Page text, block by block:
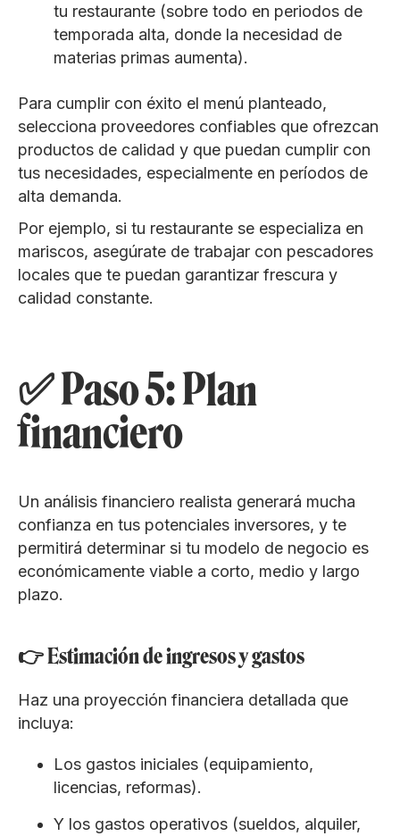
tu restaurante (sobre todo en periodos de
temporada alta, donde la necesidad de
materias primas aumenta).
Para cumplir con éxito el menú planteado,
selecciona proveedores confiables que ofrezcan
productos de calidad y que puedan cumplir con
tus necesidades, especialmente en períodos de
alta demanda.
Por ejemplo, si tu restaurante se especializa en
mariscos, asegúrate de trabajar con pescadores
locales que te puedan garantizar frescura y
calidad constante.
✅ Paso 5: Plan
financiero
Un análisis financiero realista generará mucha
confianza en tus potenciales inversores, y te
permitirá determinar si tu modelo de negocio es
económicamente viable a corto, medio y largo
plazo.
👉 Estimación de ingresos y gastos
Haz una proyección financiera detallada que
incluya:
Los gastos iniciales (equipamiento,
licencias, reformas).
Y los gastos operativos (sueldos, alquiler,